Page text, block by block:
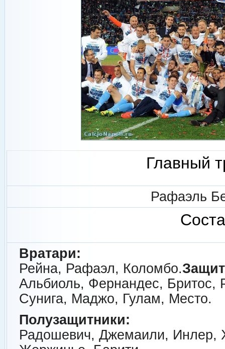
Главный
Рафаэль
Вратари:
Рейна, Рафаэл, Коломбо.
Альбиоль, Фернандес, Бритос,
Сунига, Маджо, Гулам, Место.
Полузащитники:
Радошевич, Джемаили, Инлер,